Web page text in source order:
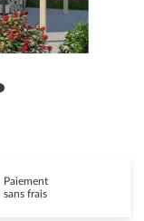
Paiement
sans frais